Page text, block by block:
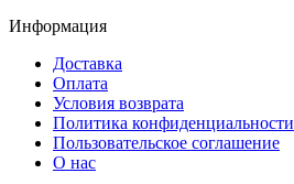
Информация
Доставка
Оплата
Условия возврата
Политика конфиденциальности
Пользовательское соглашение
О нас